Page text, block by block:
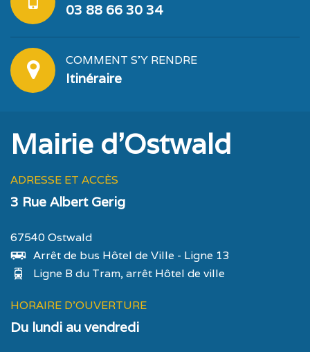
03 88 66 30 34
COMMENT S'Y RENDRE
Itinéraire
Mairie d'Ostwald
ADRESSE ET ACCÈS
3 Rue Albert Gerig
67540 Ostwald
Arrêt de bus Hôtel de Ville - Ligne 13
Ligne B du Tram, arrêt Hôtel de ville
HORAIRE D'OUVERTURE
Du lundi au vendredi